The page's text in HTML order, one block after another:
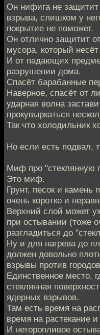
Он нифига не
взрыва, слишком у
покрытие не поможет.
Он отлично защитит
мусора, который
И от падающих
разрушении дома.
Спасёт барабанные
Наверное, спасёт от
ударная волна
прокувыркаться
Так что холодильник
Но если есть подвал,
Миф про "стеклянную
Это миф.
Грунт, песок и камень
очень коротко и
Верхний слой может
при остывании (тоже
разгладиться до
Ну и для нагрева до
должен довольно
взрывы против
Единственное место,
стеклянная
ядерных взрывов.
Там есть время на
время на растекание
И неторопливое